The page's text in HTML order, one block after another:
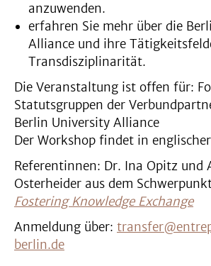
anzuwenden.
erfahren Sie mehr über die
Alliance und ihre
Transdisziplinarität.
Die Veranstaltung ist offen für:
Statutsgruppen der
Berlin University Alliance
Der Workshop findet in
Referentinnen: Dr. Ina Opitz und
Osterheider aus dem
Fostering Knowledge Exchange
Anmeldung über:
berlin.de